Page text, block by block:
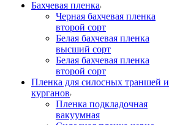
Бахчевая пленка
Черная бахчевая пленка
второй сорт
Белая бахчевая пленка
высший сорт
Белая бахчевая пленка
второй сорт
Пленка для силосных траншей и
курганов
Пленка подкладочная
вакуумная